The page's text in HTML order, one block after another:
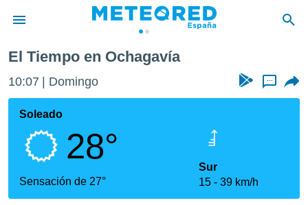
de
por
que se
calidad.
a este
las
El Tiempo en Ochagavía
10:07 Domingo ...
Soleado
28°
Sensación de 27°
Sur
15
39 km/h